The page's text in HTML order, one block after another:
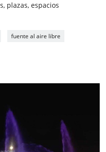
plazas, espacios
fuente al aire libre